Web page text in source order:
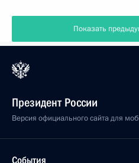
Показать
Президент России
Версия официального сайта для
События